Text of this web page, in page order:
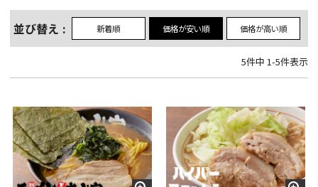
並び替え 新着順 価格が安い順 価格が高い順
5件中 1-5件表示